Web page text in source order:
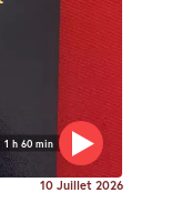
1 h 60 min
10 Juillet 2026